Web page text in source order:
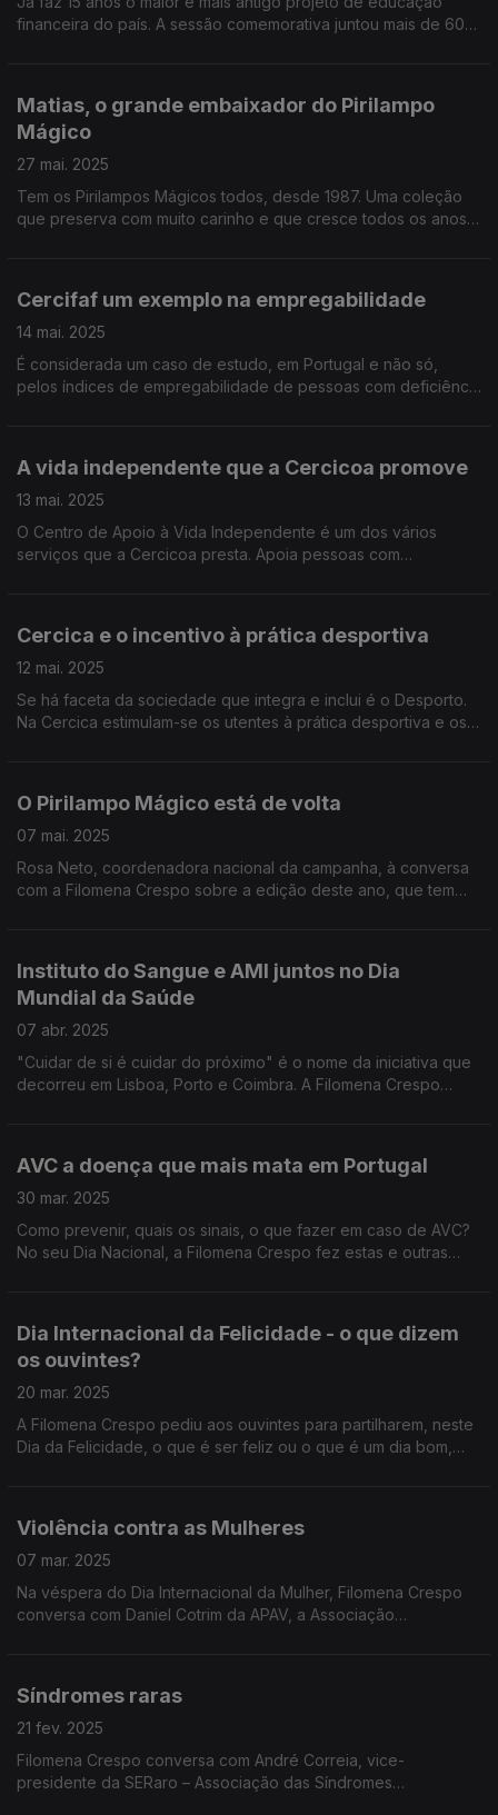
financeira do país. A sessão comemorativa juntou mais de 600
Matias, o grande embaixador do Pirilampo
Mágico
27 mai. 2025
Tem os Pirilampos Mágicos todos, desde 1987. Uma coleção
que preserva com muito carinho e que cresce todos os anos.
Cercifaf um exemplo na empregabilidade
14 mai. 2025
É considerada um caso de estudo, em Portugal e não só,
pelos índices de empregabilidade de pessoas com deficiência
A vida independente que a Cercicoa promove
13 mai. 2025
O Centro de Apoio à Vida Independente é um dos vários
serviços que a Cercicoa presta. Apoia pessoas com
Cercica e o incentivo à prática desportiva
12 mai. 2025
Se há faceta da sociedade que integra e inclui é o Desporto.
Na Cercica estimulam-se os utentes à prática desportiva e os
O Pirilampo Mágico está de volta
07 mai. 2025
Rosa Neto, coordenadora nacional da campanha, à conversa
com a Filomena Crespo sobre a edição deste ano, que tem
Instituto do Sangue e AMI juntos no Dia
Mundial da Saúde
07 abr. 2025
"Cuidar de si é cuidar do próximo" é o nome da iniciativa que
decorreu em Lisboa, Porto e Coimbra. A Filomena Crespo
AVC a doença que mais mata em Portugal
30 mar. 2025
Como prevenir, quais os sinais, o que fazer em caso de AVC?
No seu Dia Nacional, a Filomena Crespo fez estas e outras
Dia Internacional da Felicidade - o que dizem
os ouvintes?
20 mar. 2025
A Filomena Crespo pediu aos ouvintes para partilharem, neste
Dia da Felicidade, o que é ser feliz ou o que é um dia bom,
Violência contra as Mulheres
07 mar. 2025
Na véspera do Dia Internacional da Mulher, Filomena Crespo
conversa com Daniel Cotrim da APAV, a Associação
Síndromes raras
21 fev. 2025
Filomena Crespo conversa com André Correia, vice-
presidente da SERaro – Associação das Síndromes